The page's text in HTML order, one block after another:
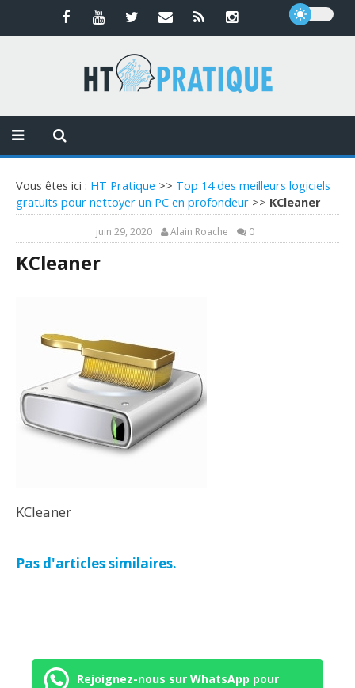
Vous êtes ici : HT Pratique >> Top 14 des meilleurs logiciels
gratuits pour nettoyer un PC en profondeur >> KCleaner
juin 29, 2020 Alain Roache 0
KCleaner
KCleaner
Pas d'articles similaires.
Rejoignez-nous sur WhatsApp pour